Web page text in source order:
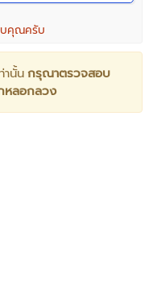
บคุณครับ
านั้น กรุณาตรวจสอบ
หลอกลวง